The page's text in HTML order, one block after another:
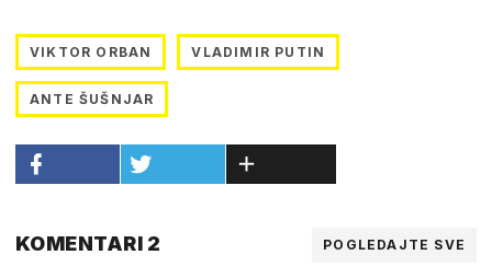
VIKTOR ORBAN VLADIMIR PUTIN
ANTE ŠUŠNJAR
KOMENTARI 2 POGLEDAJTE SVE